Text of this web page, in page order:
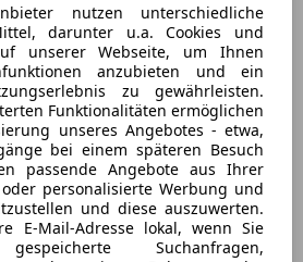
nutzen unterschiedliche
darunter u.a. Cookies und
unserer Webseite, um Ihnen
anzubieten und ein
zu gewährleisten.
Funktionalitäten ermöglichen
unseres Angebotes - etwa,
bei einem späteren Besuch
passende Angebote aus Ihrer
personalisierte Werbung und
und diese auszuwerten.
E-Mail-Adresse lokal, wenn Sie
Suchanfragen,